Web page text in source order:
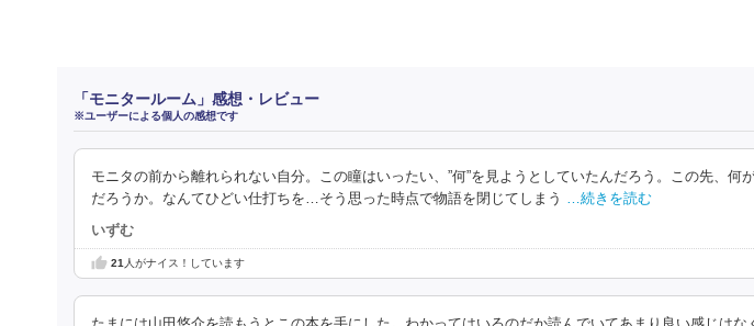
「モニタールーム」感想・レビュー
※ユーザーによる個人の感想です
モニタの前から離れられない自分。この瞳はいったい、”何”を見ようとしていたんだろう。この先、何
だろうか。なんてひどい仕打ちを…そう思った時点で物語を閉じてしまう
…続きを読む
いずむ
21人がナイス！しています